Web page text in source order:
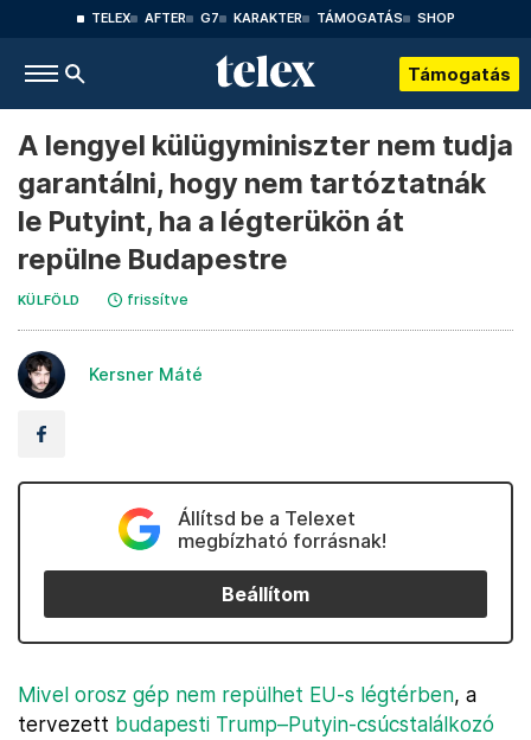
TELEX AFTER G7 KARAKTER TÁMOGATÁS SHOP
Támogatás
A lengyel külügyminiszter nem tudja
garantálni, hogy nem tartóztatnák
le Putyint, ha a légterükön át
repülne Budapestre
KÜLFÖLD frissítve
Kersner Máté
Állítsd be a Telexet
megbízható forrásnak!
Beállítom
Mivel orosz gép nem repülhet EU-s légtérben, a
tervezett budapesti Trump–Putyin-csúcstalálkozó